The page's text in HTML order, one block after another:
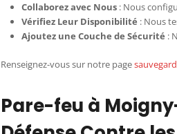
Collaborez avec Nous : Nous
Vérifiez Leur Disponibilité : Nous
Ajoutez une Couche de Sécurité :
Renseignez-vous sur notre page
Pare-feu à